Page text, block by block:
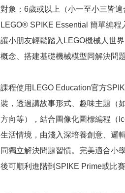
對象：6歲或以上（小一至小三皆適
LEGO® SPIKE Essential 簡單編程
讓小朋友輕鬆踏入LEGO機械人世
概念、搭建基礎機械模型同解決問題
課程使用LEGO Education官方
裝，透過講故事形式、趣味主題（
方向等），結合圖像化圖標編程（
生活情境，由淺入深培養創意、邏
同獨立解決問題習慣。完美適合小
後可順利進階到SPIKE Prime或比賽